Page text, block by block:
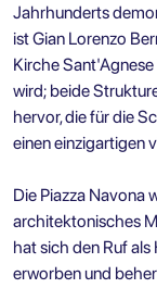
Jahrhunderts
ist Gian Lorenzo
Kirche
wird; beide
hervor, die für die
einen einzigartigen
Die Piazza Navona
architektonisches
hat sich den Ruf
erworben und